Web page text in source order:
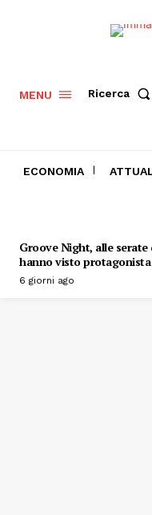
MENU Ricerca
ECONOMIA
Groove Night, alle serate
hanno visto
6 giorni ago